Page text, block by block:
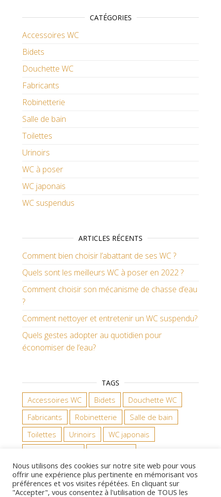
CATÉGORIES
Accessoires WC
Bidets
Douchette WC
Fabricants
Robinetterie
Salle de bain
Toilettes
Urinoirs
WC à poser
WC japonais
WC suspendus
ARTICLES RÉCENTS
Comment bien choisir l’abattant de ses WC ?
Quels sont les meilleurs WC à poser en 2022 ?
Comment choisir son mécanisme de chasse d’eau
?
Comment nettoyer et entretenir un WC suspendu?
Quels gestes adopter au quotidien pour
économiser de l’eau?
TAGS
Accessoires WC Bidets
Douchette WC
Fabricants
Robinetterie
Salle de bain
Toilettes
Urinoirs
WC japonais
Nous utilisons des cookies sur notre site web pour vous
offrir une expérience plus pertinente en mémorisant vos
préférences et vos visites répétées. En cliquant sur
"Accepter", vous consentez à l'utilisation de TOUS les